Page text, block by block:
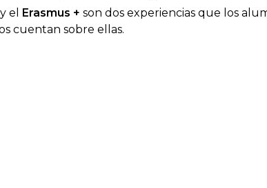
y el Erasmus + son dos experiencias que los
cuentan sobre ellas.